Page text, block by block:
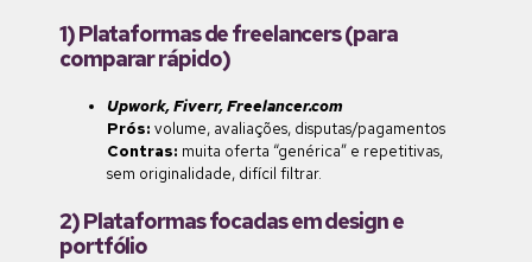
1) Plataformas de freelancers (para
comparar rápido)
Upwork, Fiverr, Freelancer.com
Prós: volume, avaliações, disputas/pagamentos
Contras: muita oferta “genérica” e repetitivas,
sem originalidade, difícil filtrar.
2) Plataformas focadas em design e
portfólio